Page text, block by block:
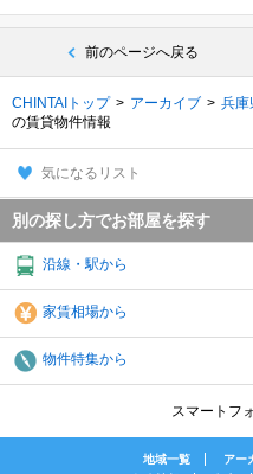
前のページへ戻る
CHINTAIトップ アーカイブ 兵庫
の賃貸物件情報
気になるリスト
別の探し方でお部屋を探す
沿線・駅から
家賃相場から
物件特集から
スマートフ
地域一覧 アー